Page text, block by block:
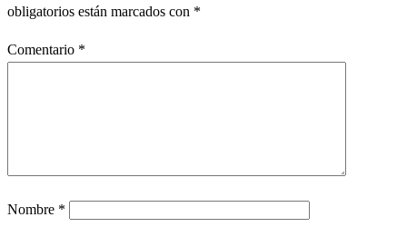
obligatorios están marcados con *
Comentario *
Nombre *